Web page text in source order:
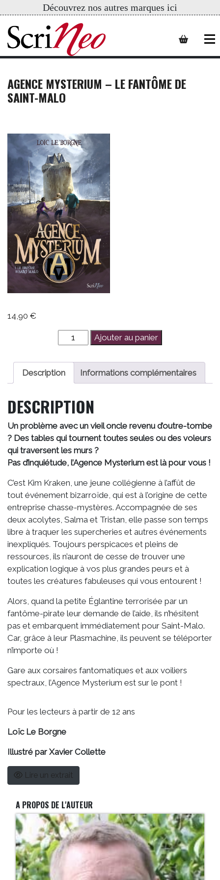
Découvrez nos autres marques ici
AGENCE MYSTERIUM – LE FANTÔME DE
SAINT-MALO
14,90 €
quantité
de
Agence
Mysterium
Fantôme
de
Saint-
Malo
Ajouter au panier
Description Informations complémentaires
DESCRIPTION
Un problème avec un vieil oncle revenu d’outre-tombe
? Des tables qui tournent toutes seules ou des voleurs
qui traversent les murs ?
Pas d’inquiétude, l’Agence Mysterium est là pour vous !
C’est Kim Kraken, une jeune collégienne à l’affût de
tout événement bizarroïde, qui est à l’origine de cette
entreprise chasse-mystères. Accompagnée de ses
deux acolytes, Salma et Tristan, elle passe son temps
libre à traquer les supercheries et autres événements
inexpliqués. Toujours perspicaces et pleins de
ressources, ils n’auront de cesse de trouver une
explication logique à vos plus grandes peurs et à
toutes les créatures fabuleuses qui vous entourent !
Alors, quand la petite Églantine terrorisée par un
fantôme-pirate leur demande de l’aide, ils n’hésitent
pas et embarquent immédiatement pour Saint-Malo.
Car, grâce à leur Plasmachine, ils peuvent se téléporter
n’importe où !
Gare aux corsaires fantomatiques et aux voiliers
spectraux, l’Agence Mysterium est sur le pont !
Pour les lecteurs à partir de 12 ans
Loïc Le Borgne
Illustré par Xavier Collette
Lire un extrait
A PROPOS DE L'AUTEUR